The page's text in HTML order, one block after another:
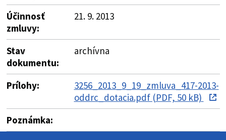
Účinnosť
zmluvy:
21. 9. 2013
Stav
dokumentu:
archívna
Prílohy:
3256_2013_9_19_zmluva_417-2013-
oddrc_dotacia.pdf (PDF, 50 kB)
Poznámka: